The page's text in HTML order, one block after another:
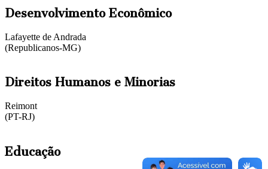
Desenvolvimento Econômico
Lafayette de Andrada
(Republicanos-MG)
Direitos Humanos e Minorias
Reimont
(PT-RJ)
Educação